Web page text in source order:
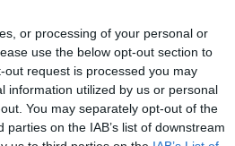
or processing of your personal or
use the below opt-out section to
request is processed you may
information utilized by us or personal
You may separately opt-out of the
on the IAB’s list of downstream
tu